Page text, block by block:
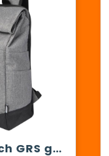
Libra 15,6 inch GRS gerecycled oprolbare laptop rugzak 12L